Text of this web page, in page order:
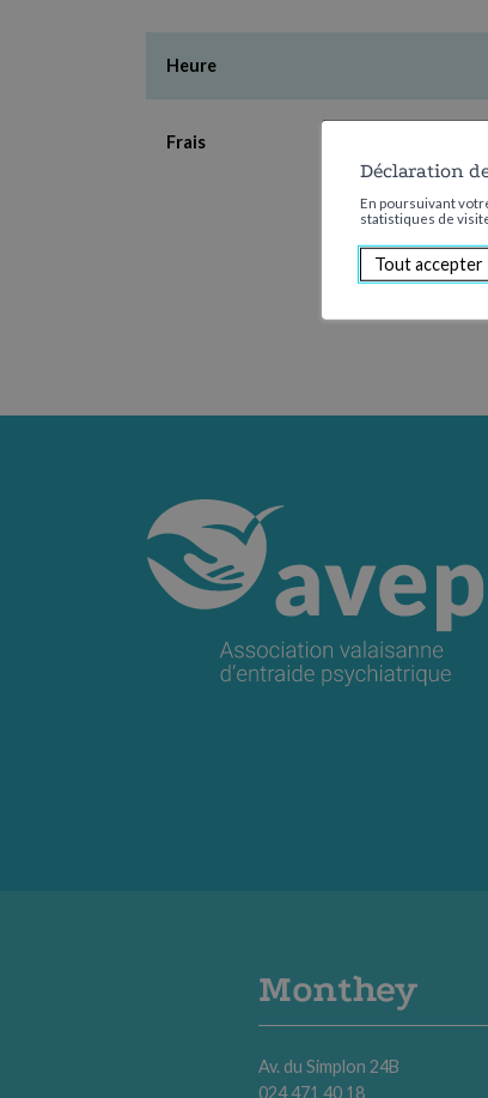
Heure
Frais
Monthey
Av. du Simplon 24B
024 471 40 18
Déclaration
En poursuivant
statistiques de
Tout accepter